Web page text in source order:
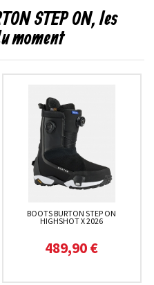
STEP ON, les
moment
BOOTS BURTON STEP ON
HIGHSHOT X 2026
489,90 €